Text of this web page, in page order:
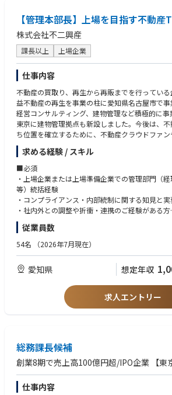
【管理本部長】上場を目指す不動産
株式会社不二興産
課長以上 上場企業
仕事内容
不動産の買取り、再生から再販までを行ってい
益不動産の再生を事業の柱に愛知県名古屋市で
経営コンサルティング、建物管理など積極的に
東京に建物管理拠点も新設しました。今後は、
ち位置を確立するために、不動産クラウドファ
ノロジーを駆使した業務効率化を図りIPOを目指
■具体的な業務内容
総務、法務、財務、経理や経営企画部門での実務
全般のマネジメント及びIPO準備に従事いただき
・管理本部部門（総務・人事・財務・経理）のマ
・全社的なガバナンス体制の構築と統制強化
・リスクマネジメントとコンプライアンス体制の
求める経験 / スキル
■必須
・上場企業または上場準備企業での管理部門（
等）統括経験
・コンプライアンス・内部統制に関する知見と
・社内外との調整や折衝・連携のご経験がある方
■歓迎
・不動産・金融業界での業務経験
・公認会計士資格をお持ちの方
従業員数
54名 （2026年7月現在）
愛知県 想定年収
求人エントリー
総務課長候補
創業8期で売上高100億円超/IPO企業 【東
仕事内容